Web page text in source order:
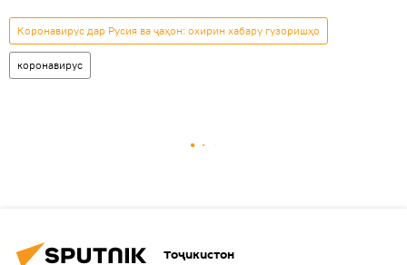
Коронавирус дар Русия ва ҷаҳон: охирин хабару гузоришҳо
коронавирус
Тоҷикистон